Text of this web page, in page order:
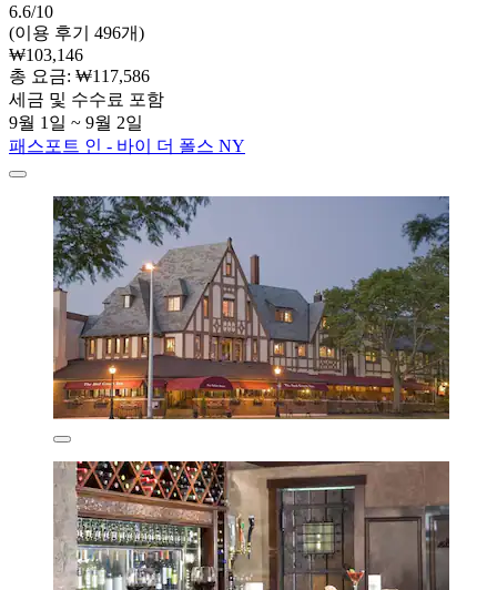
6.6/10
(이용 후기 496개)
₩103,146
총 요금: ₩117,586
세금 및 수수료 포함
9월 1일 ~ 9월 2일
패스포트 인 - 바이 더 폴스 NY